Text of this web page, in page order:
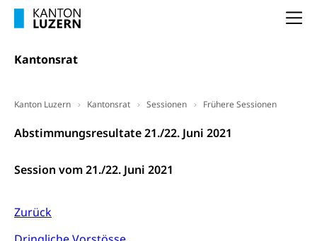
Kantonsrat
Kanton Luzern Kantonsrat Sessionen Frühere Sessionen
Abstimmungsresultate 21./22. Juni 2021
Session vom 21./22. Juni 2021
Zurück
Waffen, Sprengstoffe und Pyrotechnik
Strassenverkehrsamt (Führerausweis,
Namensänderungen
Bürgerrechts, Verlust des Bürgerrechts,
Einbürgerungsverfahren
Geburt
Schwangerschaft / Geburt (gruezi.lu.ch)
Mündigkeit, Kindesschutz, Jugendschutz
Kinder- und Jugendförderung
IV für Kinder und Jugendliche (WAS Luzern)
Pflege / Pflegeheim